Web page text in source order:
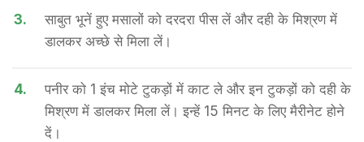
3.
साबुत भूनें हुए मसालों को दरदरा पीस लें और दही के मिश्रण में
डालकर अच्छे से मिला लें।
4.
पनीर को 1 इंच मोटे टुकड़ों में काट ले और इन टु​कड़ों को दही के
मिश्रण में डालकर मिला लें। इन्हें 15 मिनट के लिए मैरीनेट होने
दें।